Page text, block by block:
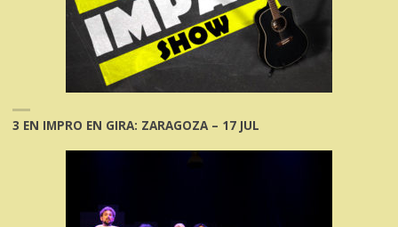
3 EN IMPRO EN GIRA: ZARAGOZA – 17 JUL